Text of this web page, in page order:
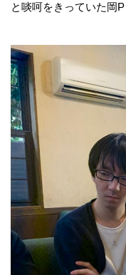
と啖呵をきっていた岡